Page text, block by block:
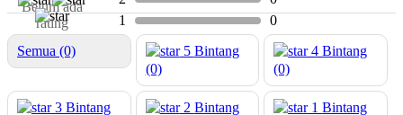
Belum ada
rating
1
0
Semua (0)
5 Bintang
(0)
4Bintang
(0)
3 Bintang
2 Bintang
1Bintang